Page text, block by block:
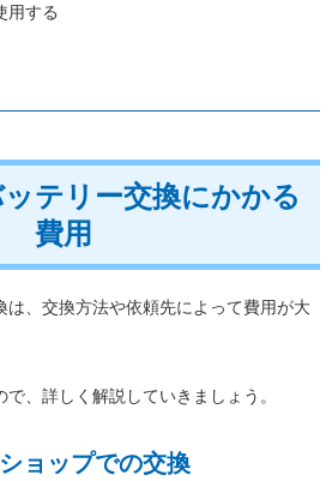
用する
テリー交換にかかる
費用
は、交換方法や依頼先によって費用が大
、詳しく解説していきましょう。
ョップでの交換